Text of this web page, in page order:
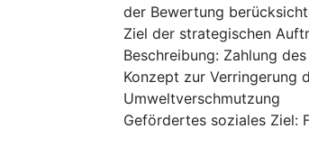
der Bewertung
Ziel der strategischen
Beschreibung: Zahlung
Konzept zur Verringerung
Umweltverschmutzung
Gefördertes soziales Ziel: